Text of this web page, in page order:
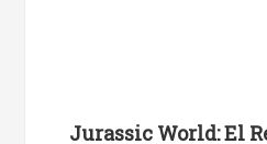
Jurassic World: El